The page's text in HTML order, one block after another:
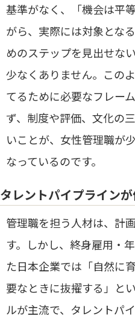
基準がなく、「機会は平
がら、実際には対象とな
めのステップを見出せな
少なくありません。この
てるために必要なフレー
ず、制度や評価、文化の
いことが、女性管理職が
なっているのです。
タレントパイプライン
管理職を担う人材は、計
す。しかし、終身雇用・
た日本企業では「自然に
要なときに抜擢する」と
ルが主流で、タレントパ